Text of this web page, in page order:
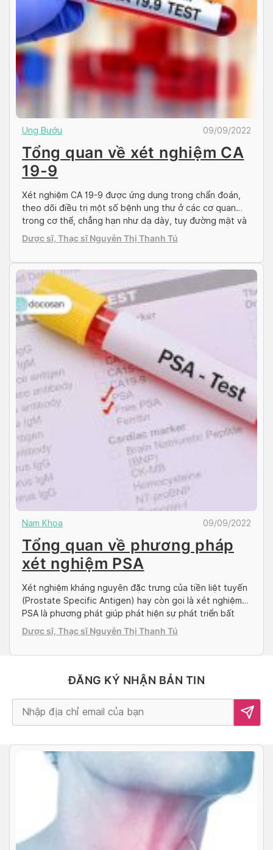
Ung Bướu 09/09/2022
Tổng quan về xét nghiệm CA
19-9
Xét nghiệm CA 19-9 được ứng dụng trong chẩn đoán,
theo dõi điều trị một số bệnh ung thư ở các cơ quan
trong cơ thể, chẳng hạn như dạ dày, tuỵ đường mật và
một số rối loạn không phải ung thư (xơ gan, viêm tụy,
sỏi mật v.v.). Để hiểu rõ hơn về […]
Dược sĩ, Thạc sĩ Nguyễn Thị Thanh Tú
Nam Khoa 09/09/2022
Tổng quan về phương pháp
xét nghiệm PSA
Xét nghiệm kháng nguyên đặc trưng của tiền liệt tuyến
(Prostate Specific Antigen) hay còn gọi là xét nghiệm
PSA là phương phát giúp phát hiện sự phát triển bất
thường của tuyến tiền liệt ngay từ giai đoạn đầu. Bài
viết sau đâu sẽ cung cấp những thông tin hữu ích về
Dược sĩ, Thạc sĩ Nguyễn Thị Thanh Tú
ĐĂNG KÝ NHẬN BẢN TIN